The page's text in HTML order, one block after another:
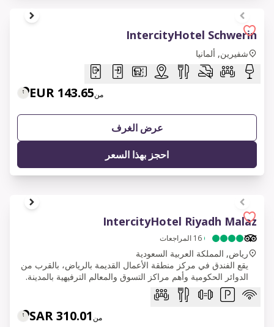
1 of 7
IntercityHotel Schwerin
شفيرين, ألمانيا
من143.65 EUR
عرض الغرف
احجز بهذا السعر
1 of 6
IntercityHotel Riyadh Malaz
16 المراجعات
رياض, المملكة العربية السعودية
يقع الفندق في مركز منطقة الأعمال القديمة بالرياض، بالقرب من
الدوائر الحكومية وأهم مراكز التسوق والمعالم الترفيهية بالمدينة.
من310.01 SAR